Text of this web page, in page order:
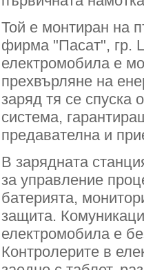
Той е монтиран на
фирма "Пасат", гр.
електромобила е
прехвърляне на
заряд тя се спуска
система,
предавателна и
В зарядната
за управление
батерията,
защита.
електромобила е
Контролерите в